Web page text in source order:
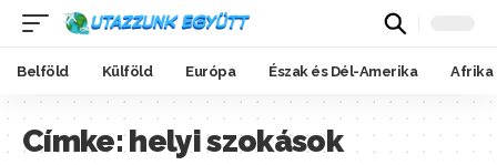
Belföld Külföld Európa Észak és Dél-Amerika Afrika
Címke:helyi szokások